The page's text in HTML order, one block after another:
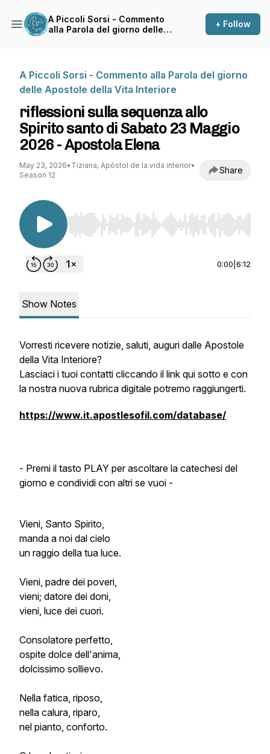
A Piccoli Sorsi - Commento
alla Parola del giorno delle
+ Follow
A Piccoli Sorsi - Commento alla Parola del giorno
delle Apostole della Vita Interiore
riflessioni sulla sequenza allo
Spirito santo di Sabato 23 Maggio
2026 - Apostola Elena
May 23, 2026• Tiziana, Apòstol de la vida interior•
Season 12
Share
Use Left/Right to seek, Home/End to jump to
0:00 6:12
Show Notes
Vorresti ricevere notizie, saluti, auguri dalle Apostole
della Vita Interiore?
Lasciaci i tuoi contatti cliccando il link qui sotto e con
la nostra nuova rubrica digitale potremo raggiungerti.
https://www.it.apostlesofil.com/database/
- Premi il tasto PLAY per ascoltare la catechesi del
giorno e condividi con altri se vuoi -
Vieni, Santo Spirito,
manda a noi dal cielo
un raggio della tua luce.
Vieni, padre dei poveri,
vieni; datore dei doni,
vieni, luce dei cuori.
Consolatore perfetto,
ospite dolce dell'anima,
dolcissimo sollievo.
Nella fatica, riposo,
nella calura, riparo,
nel pianto, conforto.